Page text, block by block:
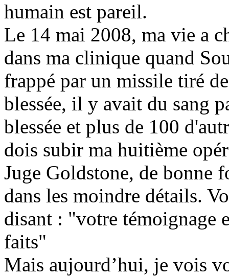
humain est pareil.
Le 14 mai 2008, ma vie a
dans ma clinique quand
frappé par un missile tiré
blessée, il y avait du sang
blessée et plus de 100
dois subir ma huitième
Juge Goldstone, de bonne
dans les moindre détails.
disant : "votre témoignage
faits"
Mais aujourd’hui, je vois